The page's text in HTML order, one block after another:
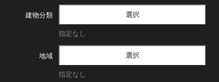
建物分類 選択
指定なし
地域 選択
指定なし